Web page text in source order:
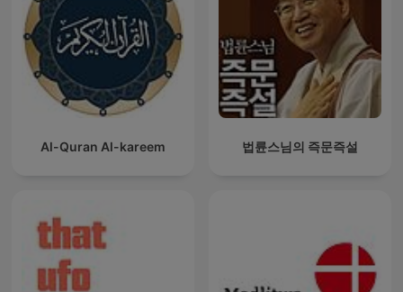
Al-Quran Al-kareem 법륜스님의 즉문즉설